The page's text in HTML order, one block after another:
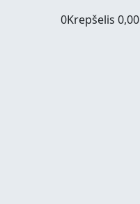
0Krepšelis 0,00